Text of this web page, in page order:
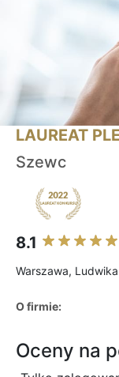
LAUREAT
Szewc
8.1
Warszawa,
O firmie:
Oceny na